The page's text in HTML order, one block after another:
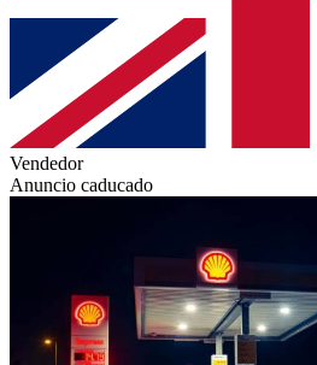
Vendedor
Anuncio caducado